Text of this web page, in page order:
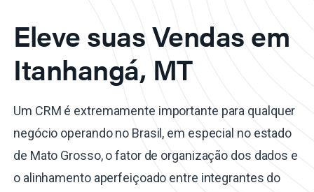
Eleve suas Vendas em
Itanhangá, MT
Um CRM é extremamente importante para qualquer
negócio operando no Brasil, em especial no estado
de Mato Grosso, o fator de organização dos dados e
o alinhamento aperfeiçoado entre integrantes do